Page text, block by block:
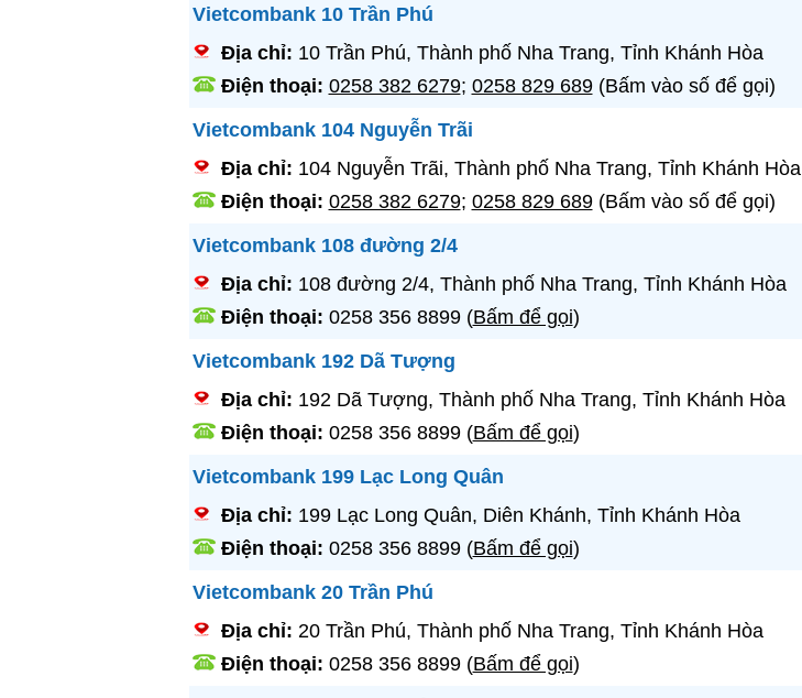
Vietcombank 10 Trần Phú
Địa chỉ: 10 Trần Phú, Thành phố Nha Trang, Tỉnh Khánh Hòa
Điện thoại: 0258 382 6279; 0258 829 689(Bấm vào số để gọi)
Vietcombank 104 Nguyễn Trãi
Địa chỉ: 104 Nguyễn Trãi, Thành phố Nha Trang, Tỉnh Khánh Hòa
Điện thoại: 0258 382 6279; 0258 829 689(Bấm vào số để gọi)
Vietcombank 108 đường 2/4
Địa chỉ: 108 đường 2/4, Thành phố Nha Trang, Tỉnh Khánh Hòa
Điện thoại: 0258 356 8899(Bấm để gọi)
Vietcombank 192 Dã Tượng
Địa chỉ: 192 Dã Tượng, Thành phố Nha Trang, Tỉnh Khánh Hòa
Điện thoại: 0258 356 8899(Bấm để gọi)
Vietcombank 199 Lạc Long Quân
Địa chỉ: 199 Lạc Long Quân, Diên Khánh, Tỉnh Khánh Hòa
Điện thoại: 0258 356 8899(Bấm để gọi)
Vietcombank 20 Trần Phú
Địa chỉ: 20 Trần Phú, Thành phố Nha Trang, Tỉnh Khánh Hòa
Điện thoại: 0258 356 8899(Bấm để gọi)